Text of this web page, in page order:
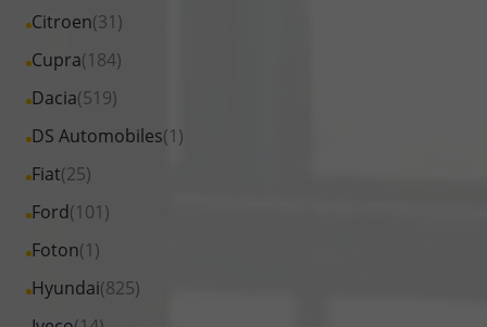
Audi
anzeigen
Fahrzeuge
BYD
anzeigen
Citroen(31)
Alle
Fahrzeuge
Citroen
anzeigen
Cupra(184)
Alle
Fahrzeuge
Cupra
anzeigen
Dacia(519)
Alle
Fahrzeuge
Dacia
anzeigen
DS Automobiles(1)
Alle
Fahrzeuge
DS
Automobiles
anzeigen
Fiat(25)
Alle
Fahrzeuge
Fiat
anzeigen
Ford(101)
Alle
Fahrzeuge
Ford
Foton(1)
Alle
Fahrzeuge
Hyundai(825)
Alle
Fahrzeuge